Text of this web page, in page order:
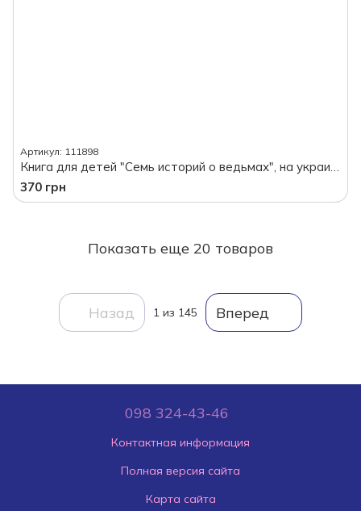
Артикул: 111898
Книга для детей "Семь историй о ведьмах", на украинском языке
370 грн
Показать еще 20 товаров
Назад 1 из 145 Вперед
098 324-43-46
Контактная информация
Полная версия сайта
Карта сайта